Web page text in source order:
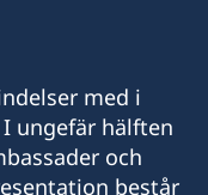
med i
ungefär hälften
och
består